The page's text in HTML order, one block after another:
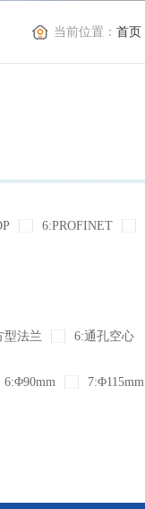
当前位置：首页
6:PROFINET
型法兰 6:通孔空心
6:Φ90mm 7:Φ115mm